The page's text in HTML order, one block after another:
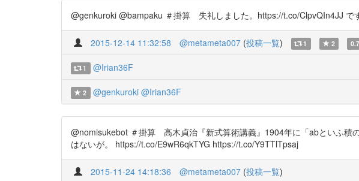
@genkuroki @bampaku ＃掛算 失礼しました。https://t.co/ClpvQIn4JJ で
2015-12-14 11:32:58 @metameta007 (投稿一覧) 1 2
1 @Irian36F
2 @genkuroki @Irian36F
@nomisukebot ＃掛算 高木貞治『新式算術講義』1904年に「abといふ積
はないが。 https://t.co/E9wR6qkTYG https://t.co/Y9TTlTpsaj
2015-11-24 14:18:36 @metameta007 (投稿一覧)